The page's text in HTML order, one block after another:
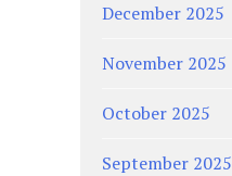
December 2025
November 2025
October 2025
September 2025